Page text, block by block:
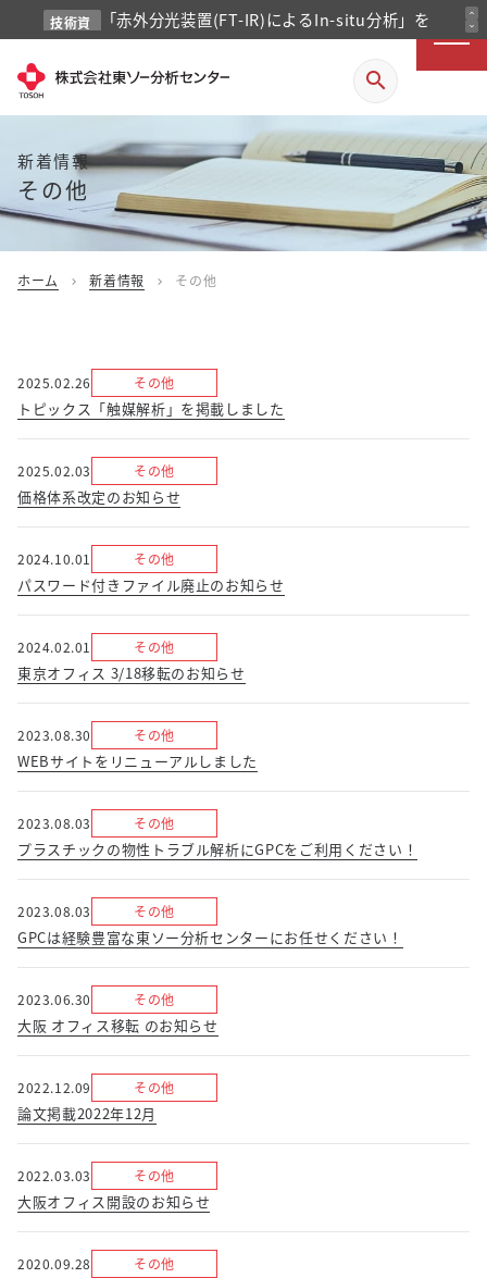
技術資
料
「赤外分光装置(FT-IR)によるIn-situ分析」を
掲載しました
expand_less
expand_more
search
新着情報
その他
ホーム chevron_right 新着情報 chevron_right その他
2025.02.26 その他
トピックス「触媒解析」を掲載しました
2025.02.03 その他
価格体系改定のお知らせ
2024.10.01 その他
パスワード付きファイル廃止のお知らせ
2024.02.01 その他
東京オフィス 3/18移転のお知らせ
2023.08.30 その他
WEBサイトをリニューアルしました
2023.08.03 その他
プラスチックの物性トラブル解析にGPCをご利用ください！
2023.08.03 その他
GPCは経験豊富な東ソー分析センターにお任せください！
2023.06.30 その他
大阪 オフィス移転 のお知らせ
2022.12.09 その他
論文掲載2022年12月
2022.03.03 その他
大阪オフィス開設のお知らせ
2020.09.28 その他